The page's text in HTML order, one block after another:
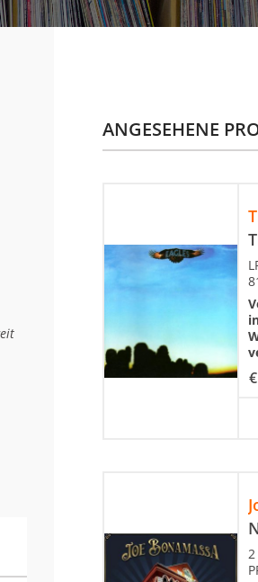
ANGESEHENE
€